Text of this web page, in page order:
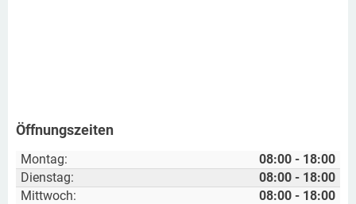
Öffnungszeiten
Montag:
08:00 - 18:00
Dienstag:
08:00 - 18:00
Mittwoch:
08:00 - 18:00